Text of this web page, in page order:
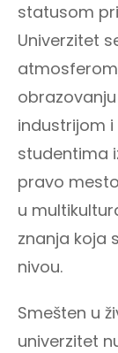
statusom
Univerzitet
industrijom
studentima
pravo
u
znanja koja
nivou.
Smešten u
univerzitet